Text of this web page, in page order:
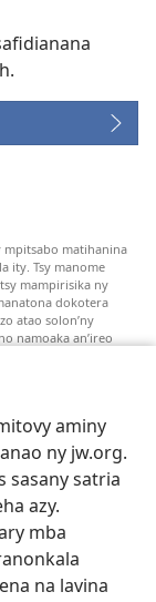
aminy
ny jw.org.
sasany satria
azy.
mba
na lavina
mpitsabo matihanina
ity. Tsy manome
mampirisika ny
dokotera
atao solon’ny
namoaka an’ireo
amin’ny marary hoe
ny marary hanao
sy teknika
mpitsabo
te hahafantatra
ho tsy
ity.